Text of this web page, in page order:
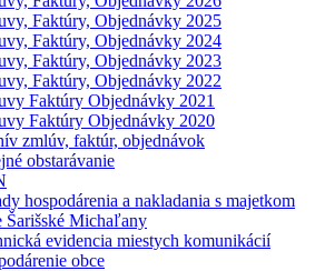
Faktúry, Objednávky 2025
Faktúry, Objednávky 2024
Faktúry, Objednávky 2023
Faktúry, Objednávky 2022
Faktúry Objednávky 2021
Faktúry Objednávky 2020
zmlúv, faktúr, objednávok
obstarávanie
hospodárenia a nakladania s majetkom
Šarišské Michaľany
evidencia miestych komunikácií
obce